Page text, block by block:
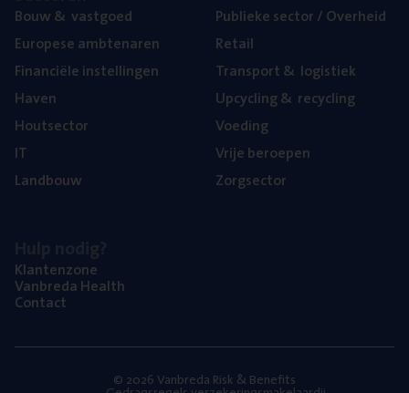
Bouw& vastgoed
Euro­pe­se ambtenaren
Finan­ci­ë­le instellingen
Haven
Hout­sec­tor
IT
Land­bouw
Publie­ke sec­tor / Overheid
Retail
Trans­port& logistiek
Upcy­cling& recycling
Voe­ding
Vrije beroe­pen
Zorg­sec­tor
Klan­ten­zo­ne
Van­b­re­da Health
Con­tact
© 2026 Vanbreda Risk & Benefits